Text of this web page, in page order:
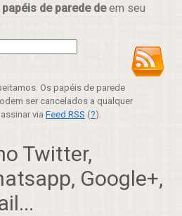
papéis de parede deem seu
Os papéis de parede
ser cancelados a qualquer
via Feed RSS (?).
Twitter,
Google+,